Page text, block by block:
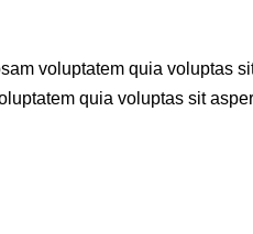
voluptatem quia voluptas
quia voluptas sit